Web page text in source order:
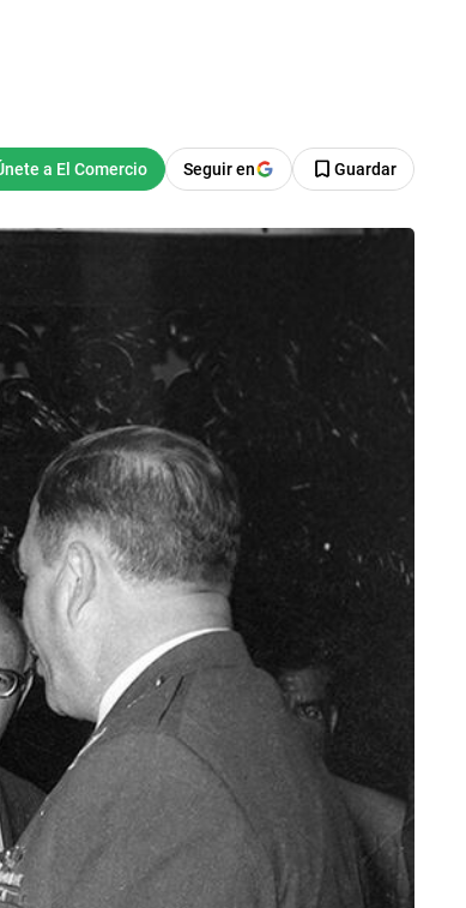
Seguir en Guardar